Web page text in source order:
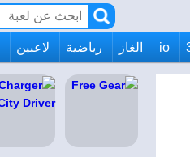
io الغاز رياضية لاعبين